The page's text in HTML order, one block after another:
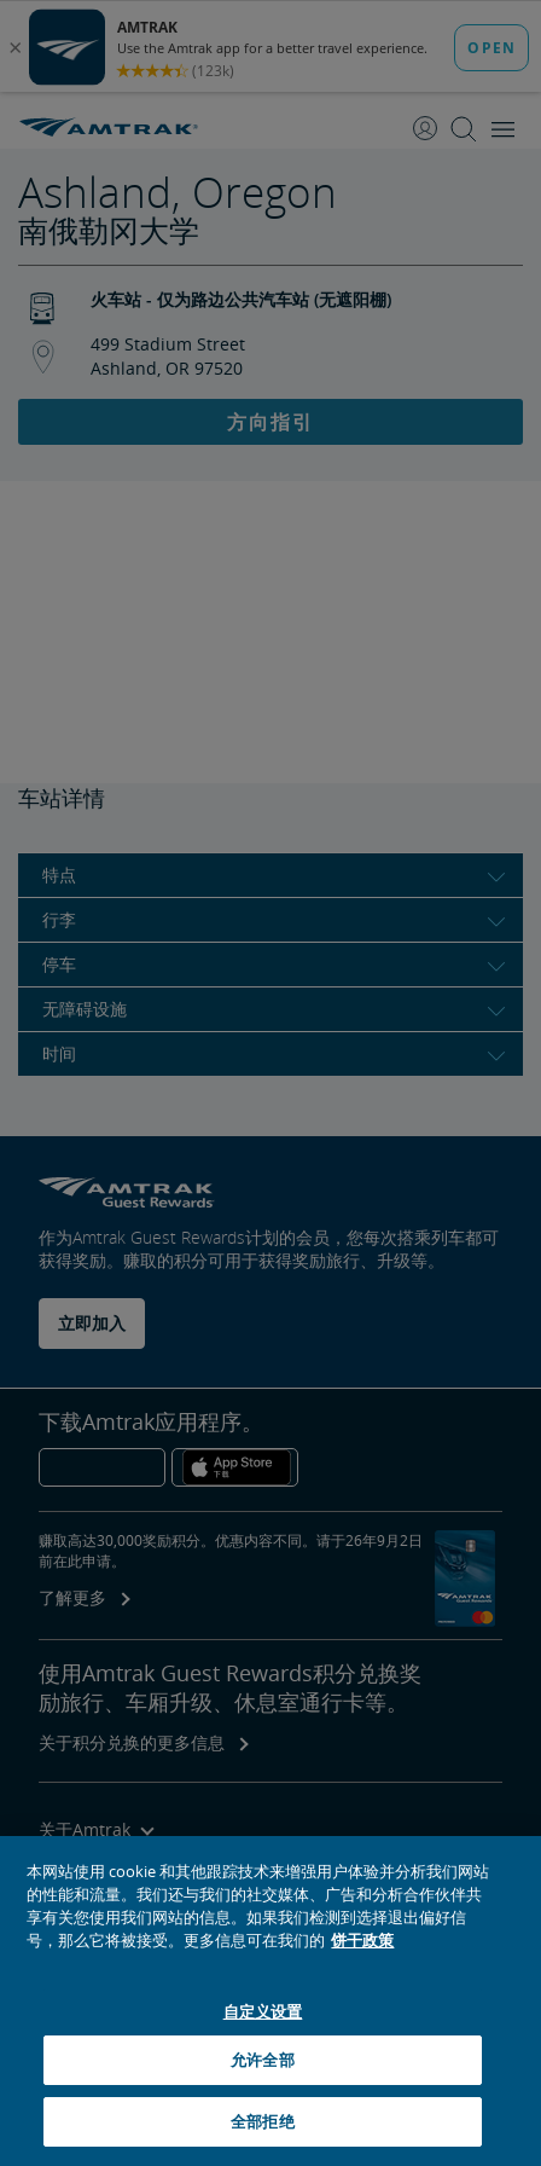
至
至
Ashland, Oregon
南俄勒冈大学
火车站 - 仅为路边公共汽车站 (无遮阳棚)
499 Stadium Street
Ashland, OR 97520
方向指引
车站详情
特点
行李
停车
无障碍设施
时间
作为Amtrak Guest Rewards计划的会员，您每次搭乘列车都可
获得奖励。赚取的积分可用于获得奖励旅行、升级等。
立即加入
下载Amtrak应用程序。
赚取高达30,000奖励积分。优惠内容不同。请于26年9月2日
前在此申请。
了解更多
使用Amtrak Guest Rewards积分兑换奖
励旅行、车厢升级、休息室通行卡等。
关于积分兑换的更多信息
关于Amtrak
乘坐Amtrak列车旅行
网站工具
Amtrak的Facebook主页将在新窗口中打开
Amtrak的Twitter主页将在新窗口中打开
Amtrak的Instagram主页将在新窗口中打开
Amtrak的Linkedin主页将在新窗口中打开
Amtrak的YouTube主页将在新窗口中打开
Pinterest将在新窗口中打开
© 2026National Railroad Passenger Corporation
本网站使用 cookie 和其他跟踪技术来增强用户体验并分析我们网站
的性能和流量。我们还与我们的社交媒体、广告和分析合作伙伴共
享有关您使用我们网站的信息。如果我们检测到选择退出偏好信
号，那么它将被接受。更多信息可在我们的 饼干政策
自定义设置
全部拒绝
允许全部